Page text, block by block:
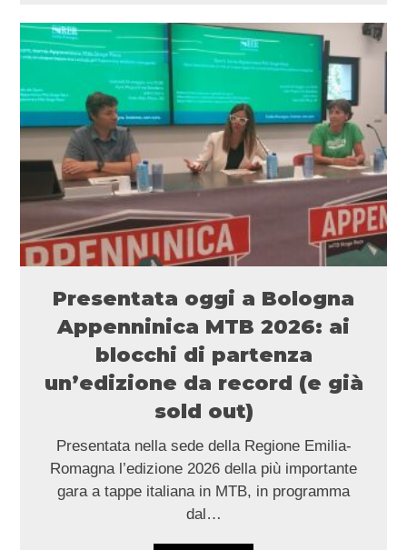
Presentata oggi a Bologna
Appenninica MTB 2026: ai
blocchi di partenza
un’edizione da record (e già
sold out)
Presentata nella sede della Regione Emilia-
Romagna l’edizione 2026 della più importante
gara a tappe italiana in MTB, in programma
dal…